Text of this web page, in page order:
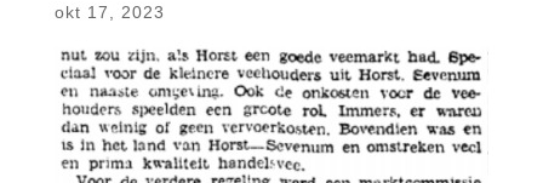
okt 17, 2023